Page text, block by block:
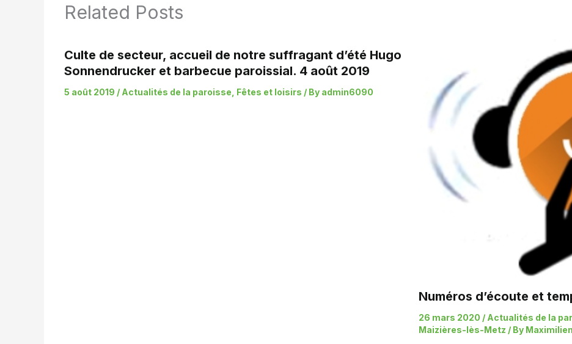
Related Posts
Culte de secteur, accueil de notre suffragant d’été Hugo
Sonnendrucker et barbecue paroissial. 4 août 2019
5 août 2019 / Actualités de la paroisse Fêtes et loisirs / By admin6090
Numéros d’écoute et
26 mars 2020 / Actualités de la
Maizières-lès-Metz / By